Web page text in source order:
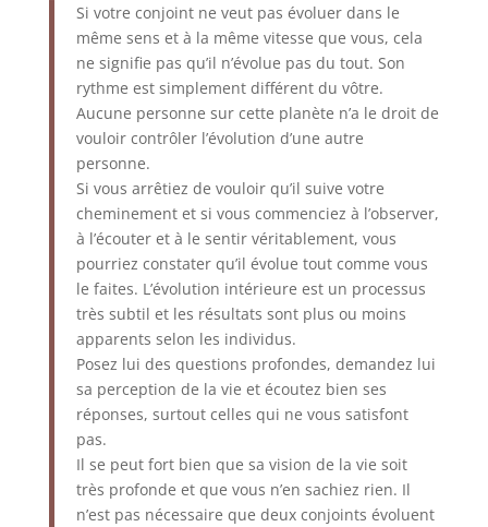
Si votre conjoint ne veut pas évoluer dans le
même sens et à la même vitesse que vous, cela
ne signifie pas qu’il n’évolue pas du tout. Son
rythme est simplement différent du vôtre.
Aucune personne sur cette planète n’a le droit de
vouloir contrôler l’évolution d’une autre
personne.
Si vous arrêtiez de vouloir qu’il suive votre
cheminement et si vous commenciez à l’observer,
à l’écouter et à le sentir véritablement, vous
pourriez constater qu’il évolue tout comme vous
le faites. L’évolution intérieure est un processus
très subtil et les résultats sont plus ou moins
apparents selon les individus.
Posez lui des questions profondes, demandez lui
sa perception de la vie et écoutez bien ses
réponses, surtout celles qui ne vous satisfont
pas.
Il se peut fort bien que sa vision de la vie soit
très profonde et que vous n’en sachiez rien. Il
n’est pas nécessaire que deux conjoints évoluent